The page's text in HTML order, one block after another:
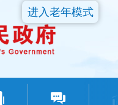
进入老年模式